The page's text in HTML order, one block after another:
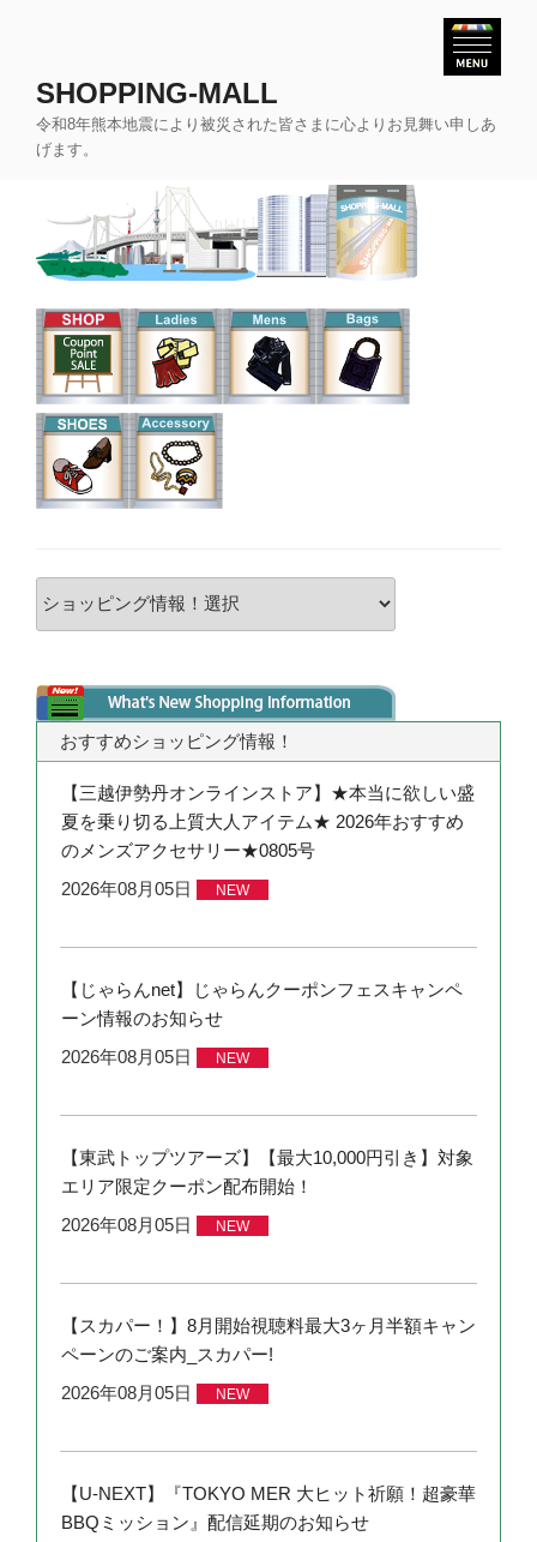
SHOPPING-MALL
令和8年熊本地震により被災された皆さまに心よりお見舞い申しあ
げます。
おすすめショッピング情報！
【三越伊勢丹オンラインストア】★本当に欲しい盛
夏を乗り切る上質大人アイテム★ 2026年おすすめ
のメンズアクセサリー★0805号
2026年08月05日
NEW
【じゃらんnet】じゃらんクーポンフェスキャンペ
ーン情報のお知らせ
2026年08月05日
NEW
【東武トップツアーズ】【最大10,000円引き】対象
エリア限定クーポン配布開始！
2026年08月05日
NEW
【スカパー！】8月開始視聴料最大3ヶ月半額キャン
ペーンのご案内_スカパー!
2026年08月05日
NEW
【U-NEXT】『TOKYO MER 大ヒット祈願！超豪華
BBQミッション』配信延期のお知らせ